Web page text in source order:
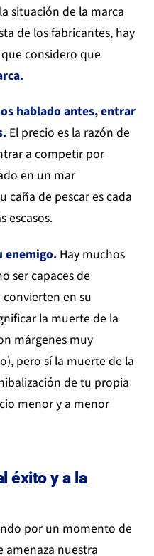
situación de la marca
de los fabricantes, hay
considero que
hablado antes, entrar
El precio es la razón de
a competir por
en un mar
de pescar es cada
escasos.
enemigo. Hay muchos
ser capaces de
en su
la muerte de la
márgenes muy
pero sí la muerte de la
de tu propia
menor y a menor
éxito y a la
por un momento de
amenaza nuestra